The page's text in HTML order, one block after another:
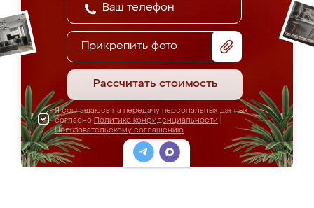
Прикрепить фото
Рассчитать стоимость
Я соглашаюсь на передачу персональных данных
согласно Политике конфиденциальности
Пользовательскому соглашению